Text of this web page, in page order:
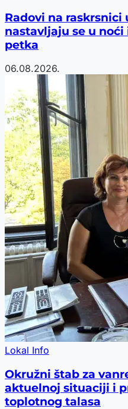
Radovi na raskrsnici
nastavljaju se u
petka
06.08.2026.
Lokal Info
Okružni štab za
aktuelnoj situaciji i
toplotnog talasa